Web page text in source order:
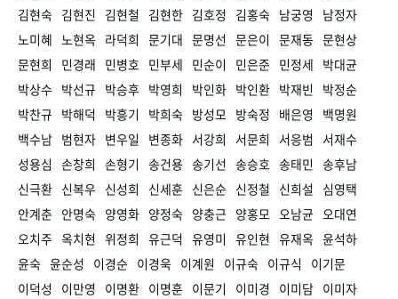
김현숙 김현진 김현철 김현한 김호정 김홍숙 남궁영
남정자
노미혜 노현옥 라덕희 문기대 문명선 문은이 문재동 문현상
문현희
민경래 민병호 민부세 민순이 민은준 민정세 박대균
박상수 박선규 박승후 박영희 박인화 박인환 박재빈
박정순
박찬규 박해덕 박흥기 박희숙 방성모 방숙정 배은영
백명원
백수남 범현자 변우일 변종화 서강희 서문희 서응범
서재수
성용심 손창희 손형기 송건용 송기선 송승호 송태민 송후남
신극환 신복우 신성희 신세훈 신은순 신정철 신희설
심영택
안계춘 안명숙 양영화 양정숙 양충근 양홍모 오남균 오대연
오치주 옥치현 위정희 유근덕 유영미 유인현 유재옥 윤석하
윤숙 윤순성 이경순 이경욱 이계원 이규숙 이규식
이기문
이덕성
이만영 이명환 이명훈 이문기 이미경 이미담 이미자